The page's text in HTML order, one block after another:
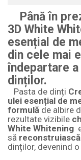
Până în
3D White
esențial de
din cele mai
îndepartare
dinților.
Pasta de dinți
ulei esențial de
formulă de albire
rezultate vizibile
White Whitening
să reconstruiască
dinților, devenind o